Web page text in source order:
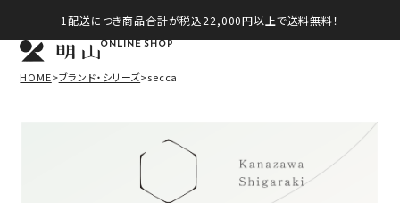
1配送につき商品合計が税込22,000円以上で送料無料！
ONLINE SHOP
HOME ブランド・シリーズ secca